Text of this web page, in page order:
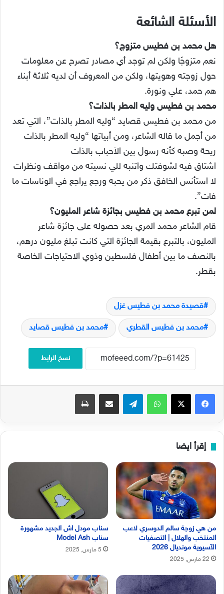
الأسئلة الشائعة
هل محمد بن فطيس متزوج؟
نعم متزوجًا ولكن لم توجد أي مصادر تصرح عن معلومات
حول زوجته وهويتها، ولكن من المعروف أن لديه ثلاثة أبناء
هم حمد، علي ونورة.
محمد بن فطيس وليه المطر بالذات؟
من محمد بن فطيس قصايد “وليه المطر بالذات”، التي تعد
من أجمل ما قاله الشاعر، ومن أبياتها “وليه المطر بالذات
ريحة وصبه كأنه رسول بين الأحباب بالذات
اشتاق فيه لشوفتك واتنبه للي نسيته من مواقف ونظرات
لا استأنس الخافق ذكر من يحبه ورجع يراجع في الوناسات ما
فات”.
لمن تبرع محمد بن فطيس بجائزة شاعر المليون؟
قام الشاعر محمد المري بعد حصوله على جائزة شاعر
المليون، بالتبرع بقيمة الجائزة التي كانت تبلغ مليون درهم،
بالنصف ما بين أطفال فلسطين وذوي الاحتياجات الخاصة
بقطر.
قصيدة محمد بن فطيس غزل
محمد بن فطيس القطري محمد بن فطيس قصايد
نسخ الرابط
فيسبوك‫X واتساب تيلقرام مشاركة عبر البريد طباعة
إقرأ ايضا
من هي زوجة سالم الدوسري لاعب
المنتخب والهلال | التصفيات
الآسيوية مونديال 2026
22 مارس, 2025
سناب مودل اش الجديد مشهورة
سناب Model Ash
5 مارس, 2025